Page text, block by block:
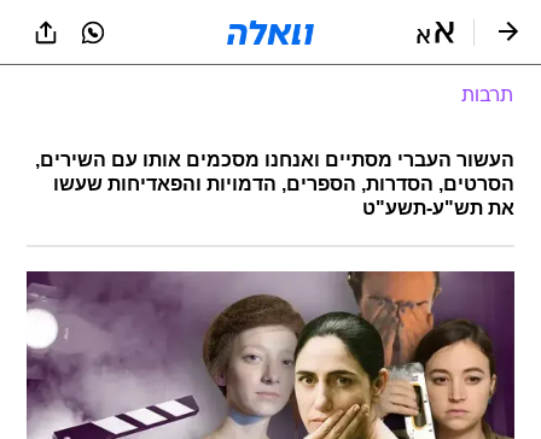
תרבות
העשור העברי מסתיים ואנחנו מסכמים אותו עם השירים,
הסרטים, הסדרות, הספרים, הדמויות והפאדיחות שעשו
את תש"ע-תשע"ט